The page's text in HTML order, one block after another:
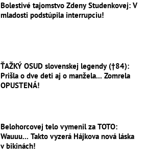
Bolestivé tajomstvo Zdeny Studenkovej: V
mladosti podstúpila interrupciu!
ŤAŽKÝ OSUD slovenskej legendy (†84):
Prišla o dve deti aj o manžela... Zomrela
OPUSTENÁ!
Belohorcovej telo vymenil za TOTO:
Wauuu... Takto vyzerá Hájkova nová láska
v bikinách!